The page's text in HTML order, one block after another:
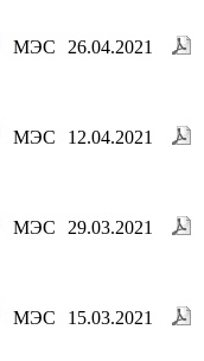
МЭС 26.04.2021
МЭС 12.04.2021
МЭС 29.03.2021
МЭС 15.03.2021